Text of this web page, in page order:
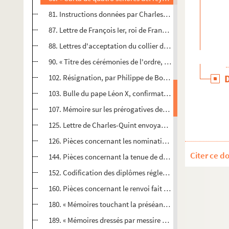
81. Instructions données par Charles, roi d'Espagne
87. Lettre de François Ier, roi de France, donnant
88. Lettres d'acceptation du collier de la Toison d'or par :
90. « Titre des cérémonies de l'ordre, par Laurent du
102. Résignation, par Philippe de Bourgogne, évêque
103. Bulle du pape Léon X, confirmative des privilèges de
107. Mémoire sur les prérogatives des officiers d'armes
125. Lettre de Charles-Quint envoyant au greffier de la
126. Pièces concernant les nominations et emplois des
144. Pièces concernant la tenue de divers chapitres de
152. Codification des diplômes réglementaires de la
160. Pièces concernant le renvoi fait par Charles-Quint à
180. « Mémoires touchant la préséance des chevaliers
189. « Mémoires dressés par messire Viglius de
Citer ce